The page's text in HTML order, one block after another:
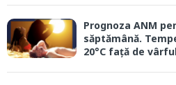
Prognoza ANM
săptămână.
20°C față de